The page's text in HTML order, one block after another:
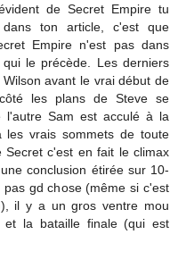
de Secret Empire tu
ton article, c'est que
Empire n'est pas dans
le précède. Les derniers
avant le vrai début de
les plans de Steve se
Sam est acculé à la
les vrais sommets de toute
c'est en fait le climax
conclusion étirée sur 10-
gd chose (même si c'est
il y a un gros ventre mou
et la bataille finale (qui est